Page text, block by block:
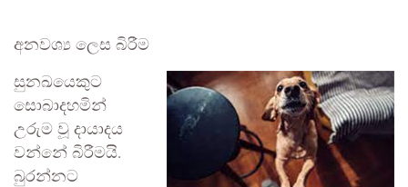
අනවශ්‍ය ලෙස බිරීම
සුනඛයෙකුට
සොබාදහමින්
උරුම වූ දායාදය
වන්නේ බිරීමයි.
බුරන්නට